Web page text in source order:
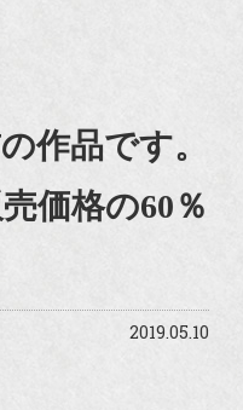
作品です。
価格の60％
2019.05.10